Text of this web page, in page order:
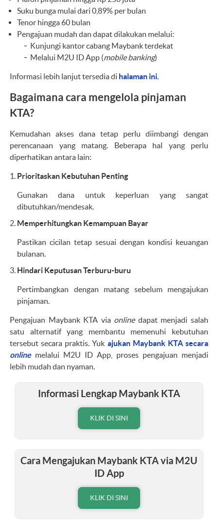
Suku bunga mulai dari 0,89% per bulan
Tenor hingga 60 bulan
Pengajuan mudah dan dapat dilakukan melalui:
Kunjungi kantor cabang Maybank terdekat
Melalui M2U ID App (mobile banking)
Informasi lebih lanjut tersedia di halaman ini.
Bagaimana cara mengelola pinjaman
KTA?
Kemudahan akses dana tetap perlu diimbangi dengan
perencanaan yang matang. Beberapa hal yang perlu
diperhatikan antara lain:
Prioritaskan Kebutuhan Penting
Gunakan dana untuk keperluan yang sangat
dibutuhkan/mendesak.
Memperhitungkan Kemampuan Bayar
Pastikan cicilan tetap sesuai dengan kondisi keuangan
bulanan.
Hindari Keputusan Terburu-buru
Pertimbangkan dengan matang sebelum mengajukan
pinjaman.
Pengajuan Maybank KTA via onlinedapat menjadi salah
satu alternatif yang membantu memenuhi kebutuhan
tersebut secara praktis. Yuk ajukan Maybank KTA secara
online melalui M2U ID App, proses pengajuan menjadi
lebih mudah dan nyaman.
Informasi Lengkap Maybank KTA
KLIK DI SINI
Cara Mengajukan Maybank KTA via M2U
ID App
KLIK DI SINI